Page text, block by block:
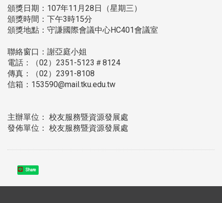
頒獎日期：107年11月28日（星期三）
頒獎時間：下午3時15分
頒獎地點：守謙國際會議中心HC401會議室
聯絡窗口：謝亞庭小姐
電話：（02）2351-5123＃8124
傳真：（02）2391-8108
信箱：153590@mail.tku.edu.tw
主辦單位： 校友服務暨資源發展處
發佈單位： 校友服務暨資源發展處
Share